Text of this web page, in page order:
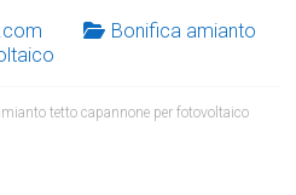
Bonifica amianto
tetto capannone per fotovoltaico